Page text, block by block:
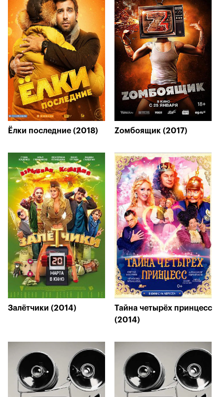
Ёлки последние (2018) Zомбоящик (2017)
Залётчики (2014)
Тайна четырёх принцесс
(2014)